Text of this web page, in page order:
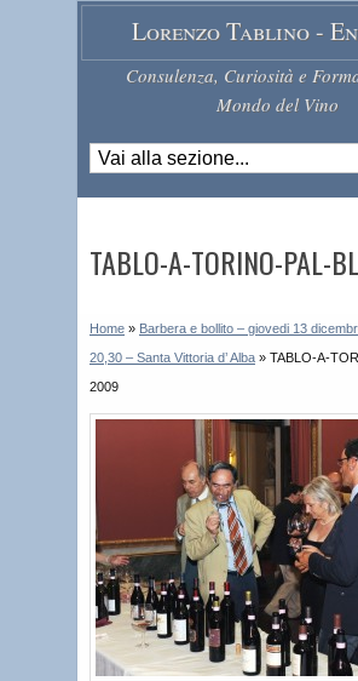
Lorenzo Tablino -
Consulenza, Curiosità e
Mondo del Vino
TABLO-A-TORINO-PAL-
Home » Barbera e bollito – giovedi 13
20,30 – Santa Vittoria d’ Alba » TABLO-A-
2009